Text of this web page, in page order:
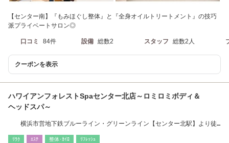
【センター南】『もみほぐし整体』と『全身オイルトリートメント』の技巧
派プライベートサロン◎
口コミ 84件 設備 総数2 スタッフ 総数2人
クーポンを表示
ハワイアンフォレストSpaセンター北店～ロミロミボディ＆
ヘッドスパ～
横浜市営地下鉄ブルーライン・グリーンライン【センター北駅】より徒
ﾘﾗｸ ｴｽﾃ 整体･ｶｲﾛ ﾘﾌﾚｯｼｭ